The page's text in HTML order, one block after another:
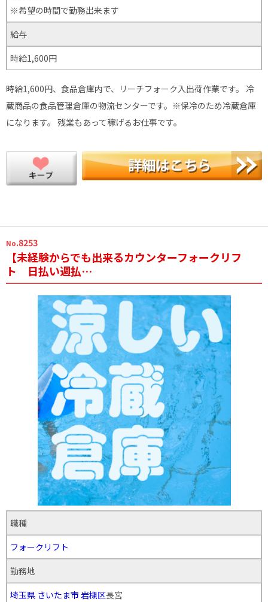
※希望の時間で勤務出来ます
給与
時給1,600円
時給1,600円、食品倉庫内で、リーチフォーク入出荷作業です。 冷
蔵商品の食品管理倉庫の物流センターです。※保冷のため冷蔵倉庫
になります。 残業もあって稼げるお仕事です。
No.8253
【未経験からでも出来るカウンターフォークリフ
ト 日払い週払…
職種
フォークリフト
勤務地
埼玉県 さいたま市 岩槻区長宮